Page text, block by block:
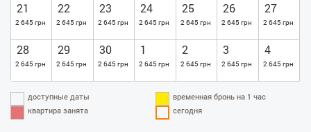
21
2 645 грн
22
2 645 грн
23
2 645 грн
24
2 645 грн
25
2 645 грн
26
2 645 грн
27
2 645 грн
28
2 645 грн
29
2 645 грн
30
2 645 грн
1
2 645 грн
2
2 645 грн
3
2 645 грн
4
2 645 грн
доступные даты
временная бронь на 1 час
квартира занята
сегодня